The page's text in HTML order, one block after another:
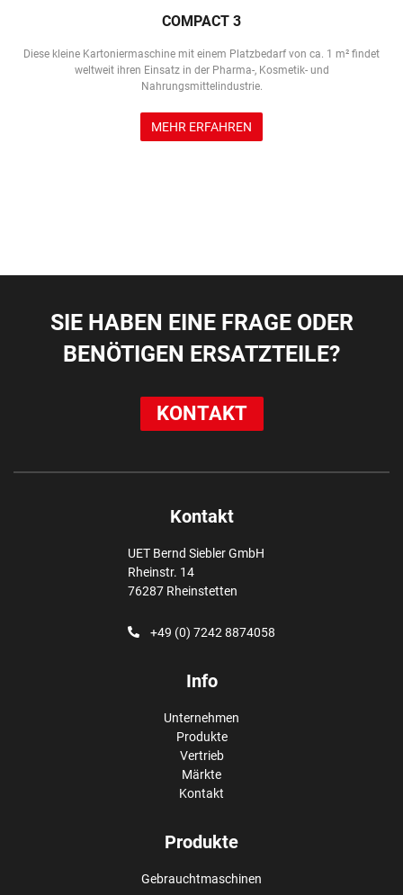
COMPACT 3
Diese kleine Kartoniermaschine mit einem Platzbedarf von ca. 1 m² findet
weltweit ihren Einsatz in der Pharma-, Kosmetik- und
Nahrungsmittelindustrie.
MEHR ERFAHREN
SIE HABEN EINE FRAGE ODER
BENÖTIGEN ERSATZTEILE?
KONTAKT
Kontakt
UET Bernd Siebler GmbH
Rheinstr. 14
76287 Rheinstetten
+49 (0) 7242 8874058
Info
Unternehmen
Produkte
Vertrieb
Märkte
Kontakt
Produkte
Gebrauchtmaschinen